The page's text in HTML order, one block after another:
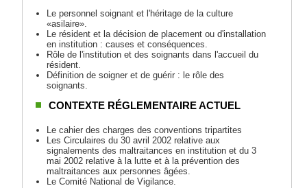
Le personnel soignant et l'héritage de la culture
«asilaire».
Le résident et la décision de placement ou d'installation
en institution : causes et conséquences.
Rôle de l'institution et des soignants dans l'accueil du
résident.
Définition de soigner et de guérir : le rôle des
soignants.
CONTEXTE RÉGLEMENTAIRE ACTUEL
Le cahier des charges des conventions tripartites
Les Circulaires du 30 avril 2002 relative aux
signalements des maltraitances en institution et du 3
mai 2002 relative à la lutte et à la prévention des
maltraitances aux personnes âgées.
Le Comité National de Vigilance.